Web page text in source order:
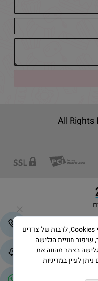
לידיעתך, באתרנו נעשה שימוש בקבצי Cookies, לרבות של צדדים
חוויית הגלישה
באתר מהווה את
לעיין במדיניות